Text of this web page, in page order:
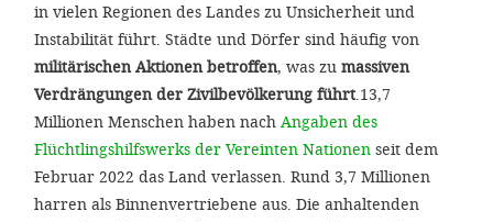
in vielen Regionen des Landes zu Unsicherheit und
Instabilität führt. Städte und Dörfer sind häufig von
militärischen Aktionen betroffen, was zu massiven
Verdrängungen der Zivilbevölkerung führt.13,7
Millionen Menschen haben nach Angaben des
Flüchtlingshilfswerks der Vereinten Nationen seit dem
Februar 2022 das Land verlassen. Rund 3,7 Millionen
harren als Binnenvertriebene aus. Die anhaltenden